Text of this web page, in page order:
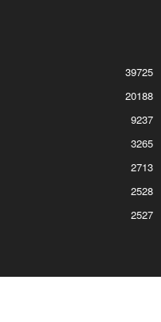
39725
20188
9237
3265
2713
2528
2527